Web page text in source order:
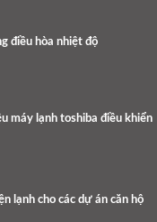
điều hòa nhiệt độ
máy lạnh toshiba điều khiển
lạnh cho các dự án căn hộ